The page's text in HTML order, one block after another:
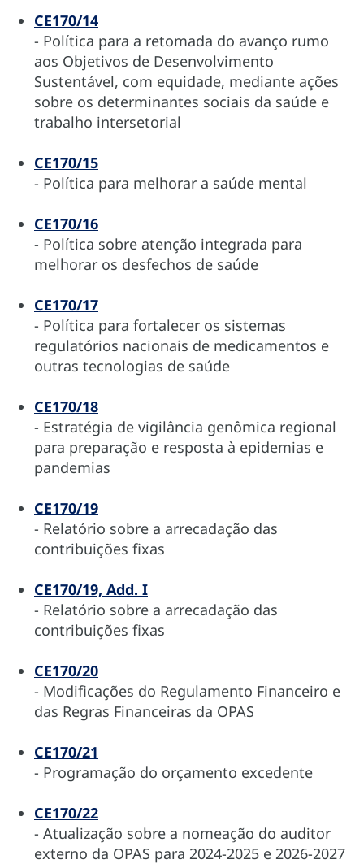
CE170/14
- Política para a retomada do avanço rumo
aos Objetivos de Desenvolvimento
Sustentável, com equidade, mediante ações
sobre os determinantes sociais da saúde e
trabalho intersetorial
CE170/15
- Política para melhorar a saúde mental
CE170/16
- Política sobre atenção integrada para
melhorar os desfechos de saúde
CE170/17
- Política para fortalecer os sistemas
regulatórios nacionais de medicamentos e
outras tecnologias de saúde
CE170/18
- Estratégia de vigilância genômica regional
para preparação e resposta à epidemias e
pandemias
CE170/19
- Relatório sobre a arrecadação das
contribuições fixas
CE170/19, Add. I
- Relatório sobre a arrecadação das
contribuições fixas
CE170/20
- Modificações do Regulamento Financeiro e
das Regras Financeiras da OPAS
CE170/21
- Programação do orçamento excedente
CE170/22
- Atualização sobre a nomeação do auditor
externo da OPAS para 2024-2025 e 2026-2027